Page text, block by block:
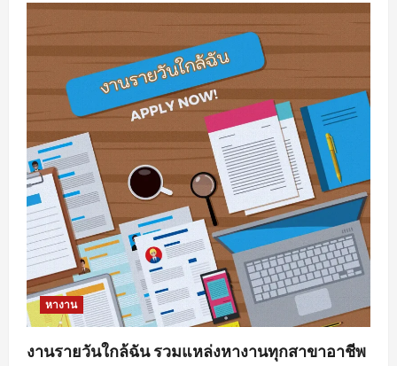
สมัคร
มี
พื้น
ฐาน
ความ
รู้
ทาง
ด้าน
สาย
อาชีพ
หางาน
งานรายวันใกล้ฉัน รวมแหล่งหางานทุกสาขาอาชีพ